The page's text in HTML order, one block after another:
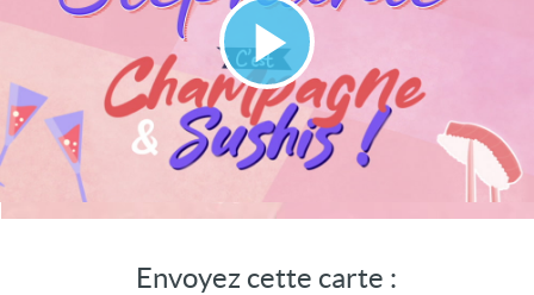
Lire
la
vidéo
Envoyez cette carte :